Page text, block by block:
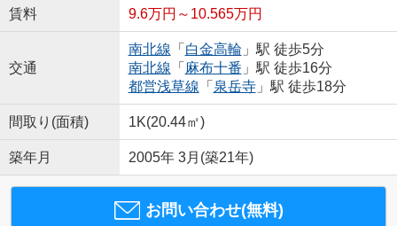
賃料 9.6万円～10.565万円
交通
南北線 「 白金高輪」駅 徒歩5分
南北線 「 麻布十番 」駅 徒歩16分
都営浅草線 「 泉岳寺」駅 徒歩18分
間取り(面積) 1K(20.44㎡)
築年月 2005年 3月(築21年)
お問い合わせ(無料)